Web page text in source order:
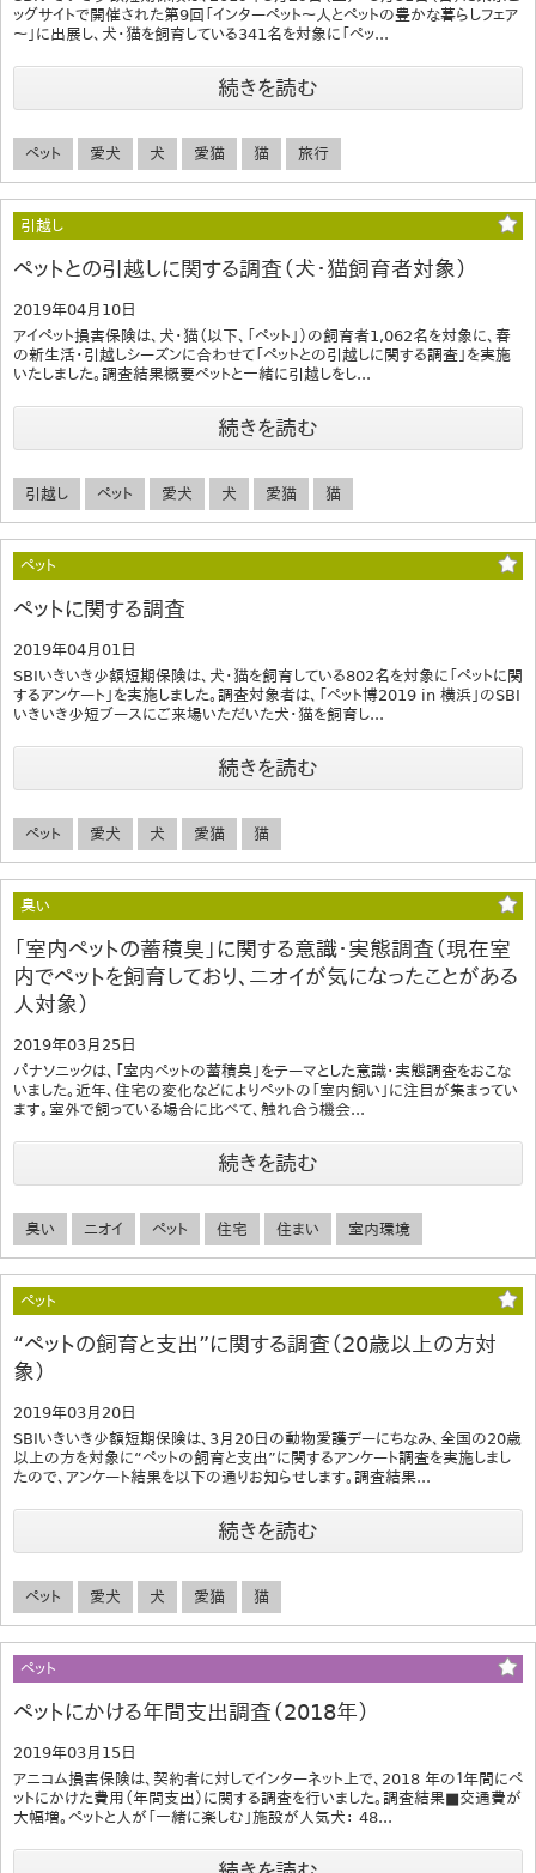
ッグサイトで開催された第9回「インターペット～人とペットの豊かな暮らしフェア
～」に出展し、犬・猫を飼育している341名を対象に「ペッ...
続きを読む
ペット 愛犬 犬 愛猫 猫 旅行
引越し
ペットとの引越しに関する調査（犬・猫飼育者対象）
2019年04月10日
アイペット損害保険は、犬・猫（以下、「ペット」）の飼育者1,062名を対象に、春
の新生活・引越しシーズンに合わせて「ペットとの引越しに関する調査」を実施
いたしました。調査結果概要ペットと一緒に引越しをし...
続きを読む
引越し ペット 愛犬 犬 愛猫 猫
ペット
ペットに関する調査
2019年04月01日
SBIいきいき少額短期保険は、犬・猫を飼育している802名を対象に「ペットに関
するアンケート」を実施しました。調査対象者は、「ペット博2019 in 横浜」のSBI
いきいき少短ブースにご来場いただいた犬・猫を飼育し...
続きを読む
ペット 愛犬 犬 愛猫 猫
臭い
「室内ペットの蓄積臭」に関する意識・実態調査（現在室
内でペットを飼育しており、ニオイが気になったことがある
人対象）
2019年03月25日
パナソニックは、「室内ペットの蓄積臭」をテーマとした意識・実態調査をおこな
いました。近年、住宅の変化などによりペットの「室内飼い」に注目が集まってい
ます。室外で飼っている場合に比べて、触れ合う機会...
続きを読む
臭い ニオイ ペット 住宅 住まい 室内環境
ペット
“ペットの飼育と支出”に関する調査（20歳以上の方対
象）
2019年03月20日
SBIいきいき少額短期保険は、3月20日の動物愛護デーにちなみ、全国の20歳
以上の方を対象に“ペットの飼育と支出”に関するアンケート調査を実施しまし
たので、アンケート結果を以下の通りお知らせします。調査結果...
続きを読む
ペット 愛犬 犬 愛猫 猫
ペット
ペットにかける年間支出調査（2018年）
2019年03月15日
アニコム損害保険は、契約者に対してインターネット上で、2018 年の１年間にペ
ットにかけた費用（年間支出）に関する調査を行いました。調査結果■交通費が
大幅増。ペットと人が「一緒に楽しむ」施設が人気犬： 48...